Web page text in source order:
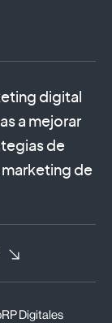
digital
a mejorar
de
de
RP Digitales